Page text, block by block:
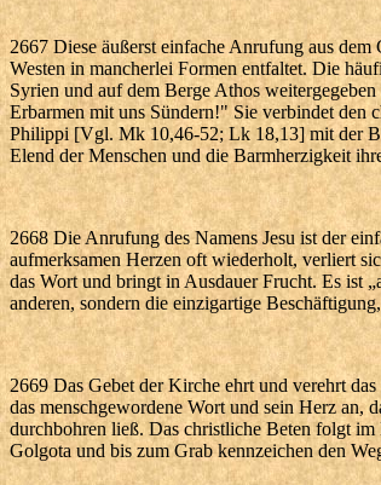
2667 Diese äußerst einfache Anrufung aus
Westen in mancherlei Formen entfaltet. Die
Syrien und auf dem Berge Athos
Erbarmen mit uns Sündern!" Sie verbindet den
Philippi [Vgl. Mk 10,46-52; Lk 18,13] mit der
Elend der Menschen und die Barmherzigkeit
2668 Die Anrufung des Namens Jesu ist der
aufmerksamen Herzen oft wiederholt, verliert
das Wort und bringt in Ausdauer Frucht. Es ist
anderen, sondern die einzigartige
2669 Das Gebet der Kirche ehrt und verehrt
das menschgewordene Wort und sein Herz an,
durchbohren ließ. Das christliche Beten folgt
Golgota und bis zum Grab kennzeichen den